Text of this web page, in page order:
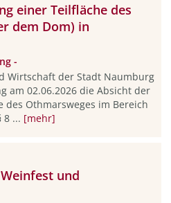
einer Teilfläche des
dem Dom) in
-
Wirtschaft der Stadt Naumburg
am 02.06.2026 die Absicht der
des Othmarsweges im Bereich
8 ... [mehr]
und